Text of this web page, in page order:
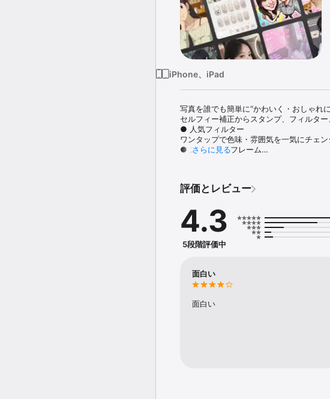
iPhone、iPad
写真を誰でも簡単に“かわいく・おしゃれ
セルフィー補正からスタンプ、フィルタ
● 人気フィルター
ワンタップで色味・雰囲気を一気にチェ
● スタンプ & フレーム
● コラージュ
● 文字入れ（フォント多数）
見出し・手書き風など幅広いフォントで
● 切り取り & 背景削除
AIで人物やモノを自動切り抜き。合成も自
●LINE Cameraプレミアム
プレミアムの購入時、現在のサブスクリ
アアカウントに請求されます。自動更新
※LINE Cameraは、スタンプやフレーム
※不具合に関する内容の場合は、iPhone
さらに見る
評価とレビュー
4.3
5段階評価中
面白い
面白い